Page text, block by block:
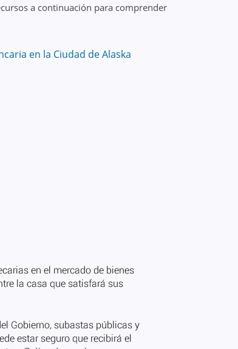
a continuación para comprender
en la Ciudad de Alaska